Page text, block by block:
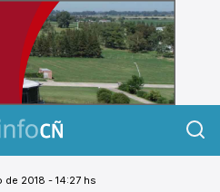
InfoCañuelas
de 2018 - 14:27 hs